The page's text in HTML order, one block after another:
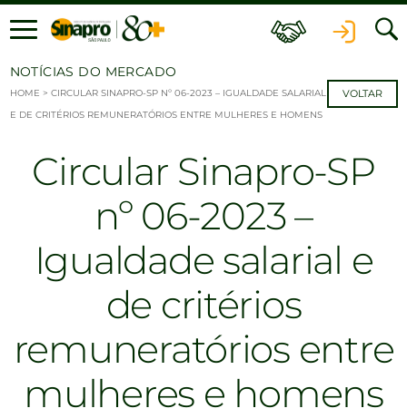
Ir para o conteúdo
NOTÍCIAS DO MERCADO
HOME > CIRCULAR SINAPRO-SP Nº 06-2023 – IGUALDADE SALARIAL
E DE CRITÉRIOS REMUNERATÓRIOS ENTRE MULHERES E HOMENS
VOLTAR
Circular Sinapro-SP
nº 06-2023 –
Igualdade salarial e
de critérios
remuneratórios entre
mulheres e homens